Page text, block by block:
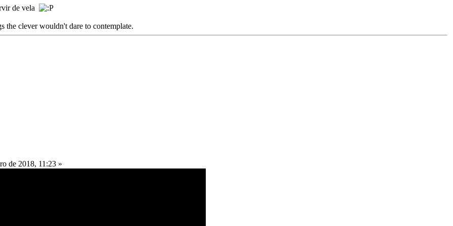
de vela
the clever wouldn't dare to contemplate.
de 2018, 11:23 »